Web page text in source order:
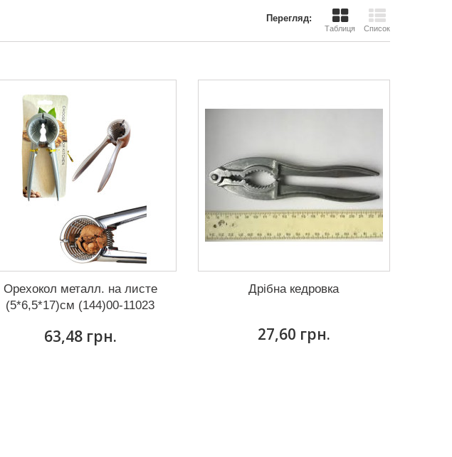
Перегляд:
Таблиця Список
Орехокол металл. на листе
(5*6,5*17)см (144)00-11023
63,48 грн.
Дрібна кедровка
27,60 грн.